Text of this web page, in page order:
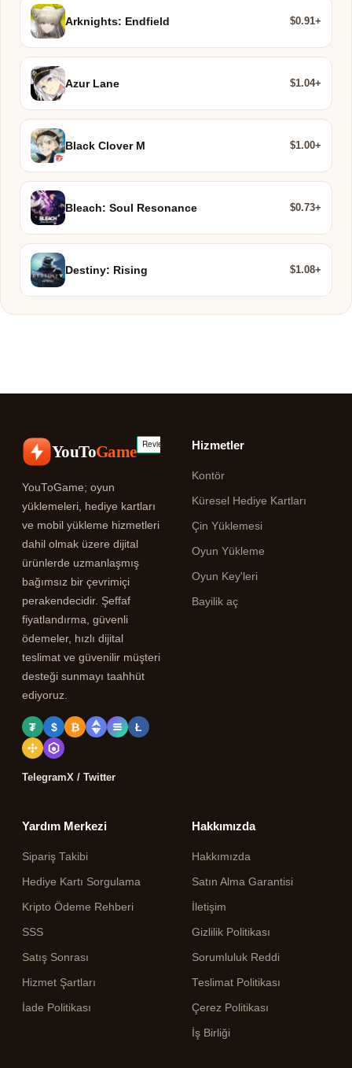
Arknights: Endfield $0.91+
Azur Lane $1.04+
Black Clover M $1.00+
Bleach: Soul Resonance $0.73+
Destiny: Rising $1.08+
YouToGame
YouToGame; oyun
yüklemeleri, hediye kartları
ve mobil yükleme hizmetleri
dahil olmak üzere dijital
ürünlerde uzmanlaşmış
bağımsız bir çevrimiçi
perakendecidir. Şeffaf
fiyatlandırma, güvenli
ödemeler, hızlı dijital
teslimat ve güvenilir müşteri
desteği sunmayı taahhüt
ediyoruz.
₮ $ ₿ Ł
TelegramX / Twitter
Hizmetler
Kontör
Küresel Hediye Kartları
Çin Yüklemesi
Oyun Yükleme
Oyun Key'leri
Bayilik aç
Yardım Merkezi
Sipariş Takibi
Hediye Kartı Sorgulama
Kripto Ödeme Rehberi
SSS
Satış Sonrası
Hizmet Şartları
İade Politikası
Hakkımızda
Hakkımızda
Satın Alma Garantisi
İletişim
Gizlilik Politikası
Sorumluluk Reddi
Teslimat Politikası
Çerez Politikası
İş Birliği